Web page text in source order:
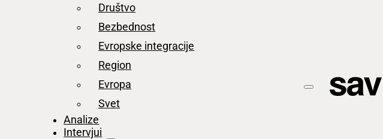
Društvo
Bezbednost
Evropske integracije
Region
Evropa
Svet
Analize
Intervjui